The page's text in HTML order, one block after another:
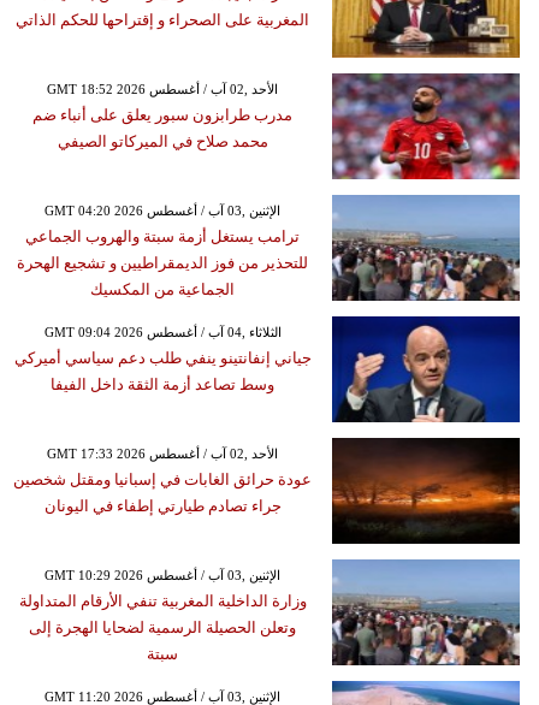
المغربية على الصحراء و إقتراحها للحكم الذاتي
GMT 18:52 2026 الأحد ,02 آب / أغسطس
مدرب طرابزون سبور يعلق على أنباء ضم
محمد صلاح في الميركاتو الصيفي
GMT 04:20 2026 الإثنين ,03 آب / أغسطس
ترامب يستغل أزمة سبتة والهروب الجماعي
للتحذير من فوز الديمقراطيين و تشجيع الهحرة
الجماعية من المكسيك
GMT 09:04 2026 الثلاثاء ,04 آب / أغسطس
جياني إنفانتينو ينفي طلب دعم سياسي أميركي
وسط تصاعد أزمة الثقة داخل الفيفا
GMT 17:33 2026 الأحد ,02 آب / أغسطس
عودة حرائق الغابات في إسبانيا ومقتل شخصين
جراء تصادم طيارتي إطفاء في اليونان
GMT 10:29 2026 الإثنين ,03 آب / أغسطس
وزارة الداخلية المغربية تنفي الأرقام المتداولة
وتعلن الحصيلة الرسمية لضحايا الهجرة إلى
سبتة
GMT 11:20 2026 الإثنين ,03 آب / أغسطس